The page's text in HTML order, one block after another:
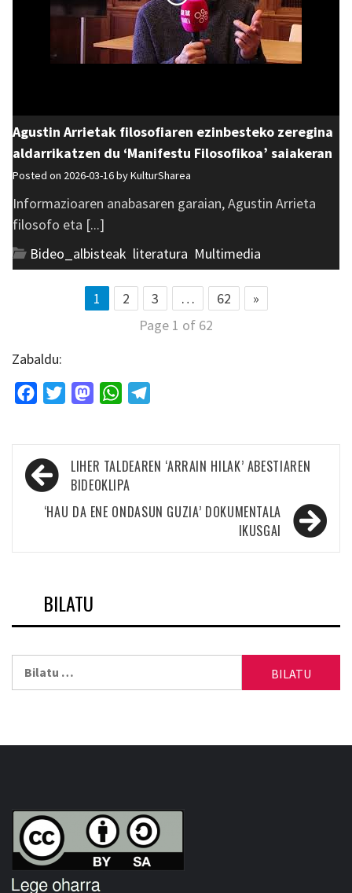
Agustin Arrietak filosofiaren ezinbesteko zeregina
aldarrikatzen du ‘Manifestu Filosofikoa’ saiakeran
Posted on 2026-03-16 byKulturSharea
Informazioaren anabasaren garaian, Agustin Arrieta
filosofo eta [...]
Bideo_albisteak literatura Multimedia
1 2 3 … 62
»
Page 1 of 62
Zabaldu:
FacebookTwitterMastodonWhatsApp
Bidalketetan
zehar
nabigatu
LIHER TALDEAREN ‘ARRAIN HILAK’ ABESTIAREN
BIDEOKLIPA
‘HAU DA ENE ONDASUN GUZIA’ DOKUMENTALA
IKUSGAI
BILATU